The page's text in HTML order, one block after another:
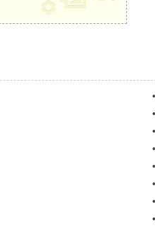
•
•
•
•
•
•
•
•